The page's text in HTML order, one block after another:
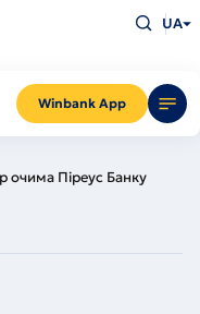
Winbank App
що
Enter
UA
очима Піреус Банку